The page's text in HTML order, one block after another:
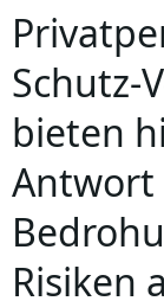
Schutz-
bieten
Antwort
Risiken